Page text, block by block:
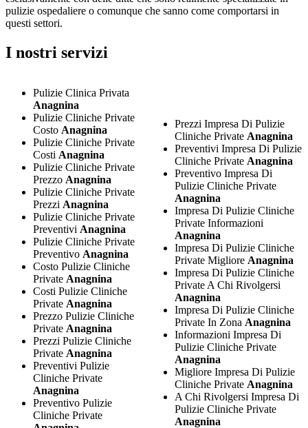
pulizie ospedaliere o comunque che sanno come comportarsi in
questi settori.
I nostri servizi
Pulizie Clinica Privata
Anagnina
Pulizie Cliniche Private
Costo Anagnina
Pulizie Cliniche Private
Costi Anagnina
Pulizie Cliniche Private
Prezzo Anagnina
Pulizie Cliniche Private
Prezzi Anagnina
Pulizie Cliniche Private
Preventivi Anagnina
Pulizie Cliniche Private
Preventivo Anagnina
Costo Pulizie Cliniche
Private Anagnina
Costi Pulizie Cliniche
Private Anagnina
Prezzo Pulizie Cliniche
Private Anagnina
Prezzi Pulizie Cliniche
Private Anagnina
Preventivi Pulizie
Cliniche Private
Anagnina
Preventivo Pulizie
Cliniche Private
Prezzi Impresa Di Pulizie
Cliniche Private Anagnina
Preventivi Impresa Di Pulizie
Cliniche Private Anagnina
Preventivo Impresa Di
Pulizie Cliniche Private
Anagnina
Impresa Di Pulizie Cliniche
Private Informazioni
Anagnina
Impresa Di Pulizie Cliniche
Private Migliore Anagnina
Impresa Di Pulizie Cliniche
Private A Chi Rivolgersi
Anagnina
Impresa Di Pulizie Cliniche
Private In Zona Anagnina
Informazioni Impresa Di
Pulizie Cliniche Private
Anagnina
Migliore Impresa Di Pulizie
Cliniche Private Anagnina
A Chi Rivolgersi Impresa Di
Pulizie Cliniche Private
Anagnina